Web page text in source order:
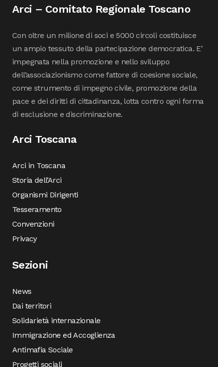
Arci – Comitato Regionale Toscano
Con oltre un milione di soci e 5000 circoli costituisce
un ampio tessuto della partecipazione democratica. E’
impegnata nella promozione e nello sviluppo
dell’associazionismo come fattore di coesione sociale,
come strumento di impegno civile, promozione della
pace e dei diritti di cittadinanza, lotta contro ogni forma
di esclusione e discriminazione.
Arci Toscana
Arci in Toscana
Storia dell’Arci
Organismi Dirigenti
Tesseramento
Convenzioni
Privacy
Sezioni
News
Dai territori
Solidarietà internazionale
Immigrazione ed Accoglienza
Antimafia Sociale
Progetti sociali